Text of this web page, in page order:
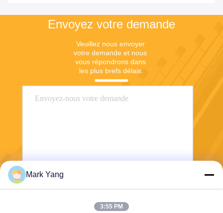
Envoyez votre demande
Veuillez nous envoyer
votre demande et nous
vous répondrons dans
les plus brefs délais.
Envoyer
Mark Yang
3:55 PM